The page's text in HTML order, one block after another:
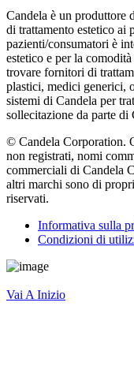
Candela è un produttore
di trattamento estetico ai
pazienti/consumatori è
estetico e per la
trovare fornitori di
plastici, medici generici,
sistemi di Candela per
sollecitazione da parte
© Candela Corporation.
non registrati, nomi
commerciali di Candela
altri marchi sono di
riservati.
Informativa sulla
Condizioni di
Vai A Inizio